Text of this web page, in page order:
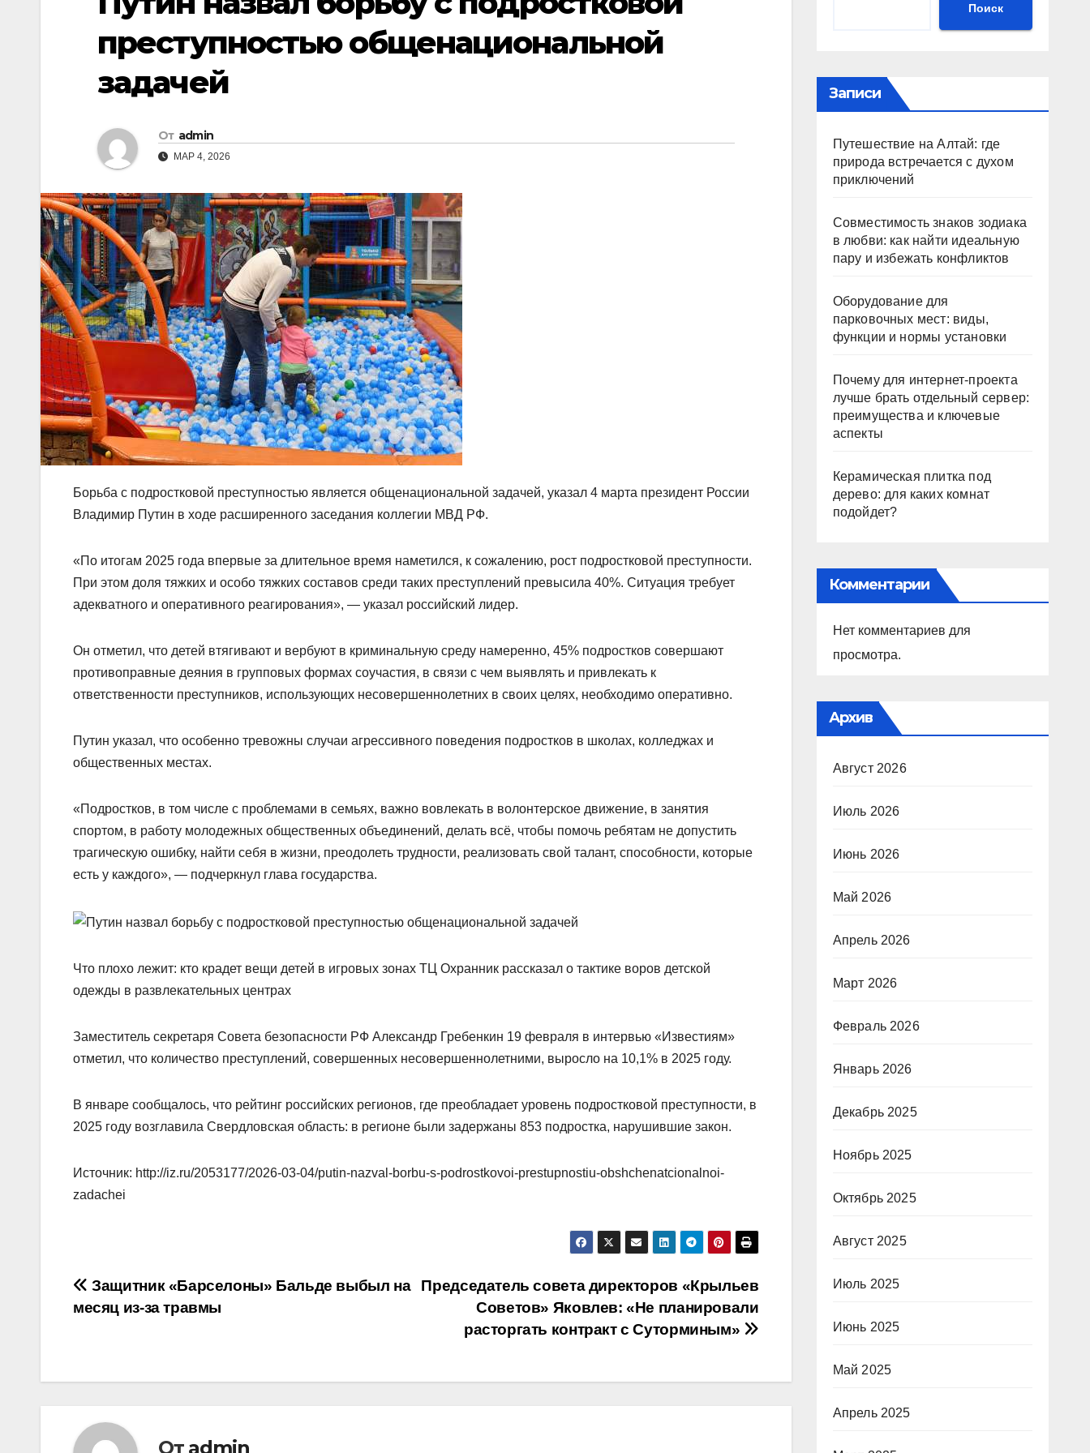
преступностью общенациональной
задачей
От admin
МАР 4, 2026
Борьба с подростковой преступностью является общенациональной задачей, указал 4 марта президент России
Владимир Путин в ходе расширенного заседания коллегии МВД РФ.
«По итогам 2025 года впервые за длительное время наметился, к сожалению, рост подростковой преступности.
При этом доля тяжких и особо тяжких составов среди таких преступлений превысила 40%. Ситуация требует
адекватного и оперативного реагирования», — указал российский лидер.
Он отметил, что детей втягивают и вербуют в криминальную среду намеренно, 45% подростков совершают
противоправные деяния в групповых формах соучастия, в связи с чем выявлять и привлекать к
ответственности преступников, использующих несовершеннолетних в своих целях, необходимо оперативно.
Путин указал, что особенно тревожны случаи агрессивного поведения подростков в школах, колледжах и
общественных местах.
«Подростков, в том числе с проблемами в семьях, важно вовлекать в волонтерское движение, в занятия
спортом, в работу молодежных общественных объединений, делать всё, чтобы помочь ребятам не допустить
трагическую ошибку, найти себя в жизни, преодолеть трудности, реализовать свой талант, способности, которые
есть у каждого», — подчеркнул глава государства.
Что плохо лежит: кто крадет вещи детей в игровых зонах ТЦ Охранник рассказал о тактике воров детской
одежды в развлекательных центрах
Заместитель секретаря Совета безопасности РФ Александр Гребенкин 19 февраля в интервью «Известиям»
отметил, что количество преступлений, совершенных несовершеннолетними, выросло на 10,1% в 2025 году.
В январе сообщалось, что рейтинг российских регионов, где преобладает уровень подростковой преступности, в
2025 году возглавила Свердловская область: в регионе были задержаны 853 подростка, нарушившие закон.
Источник: http://iz.ru/2053177/2026-03-04/putin-nazval-borbu-s-podrostkovoi-prestupnostiu-obshchenatcionalnoi-
zadachei
Навигация
Председатель совета директоров «Крыльев
Советов» Яковлев: «Не планировали
расторгать контракт с Суторминым»
Защитник «Барселоны» Бальде выбыл на
месяц из‑за травмы
От admin
Поиск
Записи
Путешествие на Алтай: где
природа встречается с духом
приключений
Совместимость знаков зодиака
в любви: как найти идеальную
пару и избежать конфликтов
Оборудование для
парковочных мест: виды,
функции и нормы установки
Почему для интернет-проекта
лучше брать отдельный сервер:
преимущества и ключевые
аспекты
Керамическая плитка под
дерево: для каких комнат
подойдет?
Комментарии
Нет комментариев для
просмотра.
Архив
Август 2026
Июль 2026
Июнь 2026
Май 2026
Апрель 2026
Март 2026
Февраль 2026
Январь 2026
Декабрь 2025
Ноябрь 2025
Октябрь 2025
Август 2025
Июль 2025
Июнь 2025
Май 2025
Апрель 2025